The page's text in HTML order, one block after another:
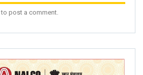
to post a comment.